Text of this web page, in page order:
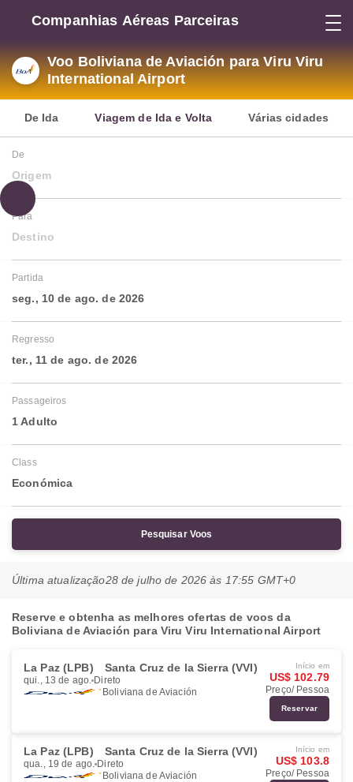
Companhias Aéreas Parceiras
Voo Boliviana de Aviación para Viru Viru
International Airport
De Ida Viagem de Ida e Volta Várias cidades
De
Origem
Para
Destino
Partida
seg., 10 de ago. de 2026
Regresso
ter., 11 de ago. de 2026
Passageiros
1 Adulto
Class
Económica
Pesquisar Voos
Última atualização28 de julho de 2026 às 17:55 GMT+0
Reserve e obtenha as melhores ofertas de voos da
Boliviana de Aviación para Viru Viru International Airport
La Paz (LPB) Santa Cruz de la Sierra (VVI)
qui., 13 de ago. Direto
Boliviana de Aviación
Início em
US$ 102.79
Preço/ Pessoa
Reservar
La Paz (LPB) Santa Cruz de la Sierra (VVI)
qua., 19 de ago. Direto
Boliviana de Aviación
Início em
US$ 103.8
Preço/ Pessoa